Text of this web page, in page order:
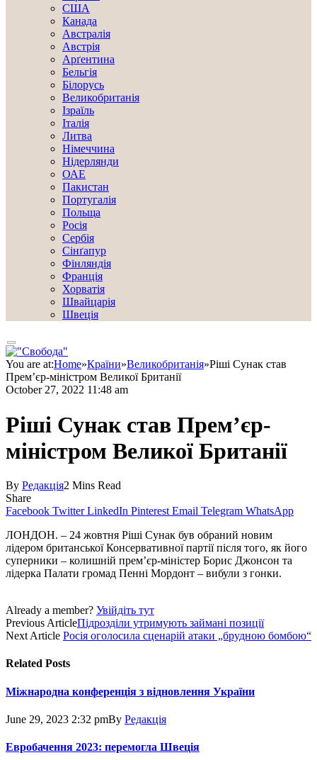
США
Канада
Австралія
Австрія
Арґентина
Бельгія
Білорусь
Великобританія
Ізраїль
Італія
Литва
Німеччина
Нідерлянди
ОАЕ
Пакистан
Португалія
Польща
Росія
Сербія
Сінґапур
Фінляндія
Франція
Хорватія
Швайцарія
Швеція
You are at:Home»Країни»Великобританія»Ріші Сунак став
Прем’єр-міністром Великої Британії
October 27, 2022 11:48 am
Ріші Сунак став Прем’єр-
міністром Великої Британії
By Редакція2 Mins Read
Share
Facebook Twitter LinkedIn Pinterest Email Telegram WhatsApp
ЛОНДОН. – 24 жовтня Ріші Сунак був обраний новим
лідером британської Консервативної партії після того, як його
суперники – колишній прем’єр-міністер Борис Джонсон та
лідерка Палати громад Пенні Мордонт – вибули з гонки.
Already a member? Увійдіть тут
Previous ArticleПідрозділи утримують займані позиції
Next Article Росія оголосила сценарій атаки „брудною бомбою“
Related Posts
Міжнародна конференція з відновлення України
June 29, 2023 2:32 pmBy Редакція
Евробачення 2023: перемогла Швеція